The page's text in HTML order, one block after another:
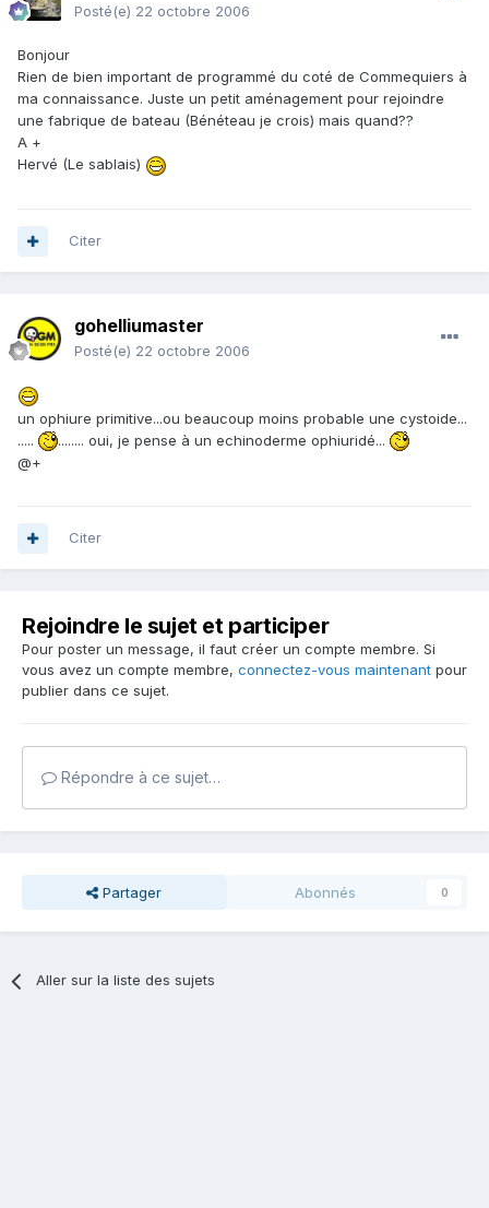
Posté(e) 22 octobre 2006
Bonjour
Rien de bien important de programmé du coté de Commequiers à
ma connaissance. Juste un petit aménagement pour rejoindre
une fabrique de bateau (Bénéteau je crois) mais quand??
A +
Hervé (Le sablais)
Citer
gohelliumaster
Posté(e) 22 octobre 2006
un ophiure primitive...ou beaucoup moins probable une cystoide...
.....
........ oui, je pense à un echinoderme ophiuridé...
@+
Citer
Rejoindre le sujet et participer
Pour poster un message, il faut créer un compte membre. Si
vous avez un compte membre, connectez-vous maintenant pour
publier dans ce sujet.
Répondre à ce sujet…
Partager Abonnés 0
Aller sur la liste des sujets